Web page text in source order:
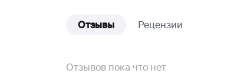
Отзывы Рецензии
Отзывов пока что нет